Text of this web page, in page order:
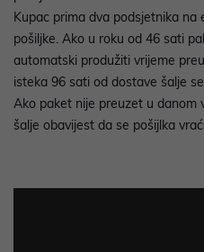
Kupac prima dva podsjetnika na
pošiljke. Ako u roku od 46 sati
automatski produžiti vrijeme
isteka 96 sati od dostave šalje
Ako paket nije preuzet u danom
šalje obavijest da se pošijlka